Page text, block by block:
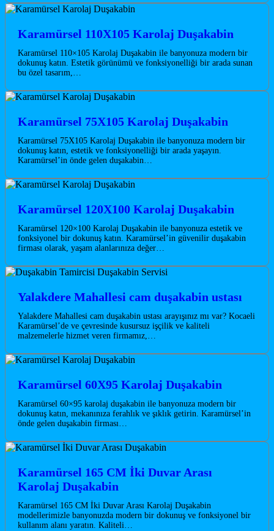
Karamürsel 110X105 Karolaj Duşakabin
Karamürsel 110×105 Karolaj Duşakabin ile banyonuza modern bir
dokunuş katın. Estetik görünümü ve fonksiyonelliği bir arada sunan
bu özel tasarım,…
Karamürsel 75X105 Karolaj Duşakabin
Karamürsel 75X105 Karolaj Duşakabin ile banyonuza modern bir
dokunuş katın, estetik ve fonksiyonelliği bir arada yaşayın.
Karamürsel’in önde gelen duşakabin…
Karamürsel 120X100 Karolaj Duşakabin
Karamürsel 120×100 Karolaj Duşakabin ile banyonuza estetik ve
fonksiyonel bir dokunuş katın. Karamürsel’in güvenilir duşakabin
firması olarak, yaşam alanlarınıza değer…
Yalakdere Mahallesi cam duşakabin ustası
Yalakdere Mahallesi cam duşakabin ustası arayışınız mı var? Kocaeli
Karamürsel’de ve çevresinde kusursuz işçilik ve kaliteli
malzemelerle hizmet veren firmamız,…
Karamürsel 60X95 Karolaj Duşakabin
Karamürsel 60×95 karolaj duşakabin ile banyonuza modern bir
dokunuş katın, mekanınıza ferahlık ve şıklık getirin. Karamürsel’in
önde gelen duşakabin firması…
Karamürsel 165 CM İki Duvar Arası
Karolaj Duşakabin
Karamürsel 165 CM İki Duvar Arası Karolaj Duşakabin
modellerimizle banyonuzda modern bir dokunuş ve fonksiyonel bir
kullanım alanı yaratın. Kaliteli…